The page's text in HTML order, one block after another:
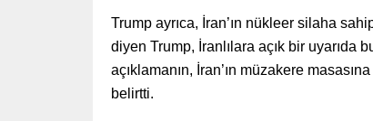
Trump ayrıca, İran’ın nükleer silaha
diyen Trump, İranlılara açık bir uyarıda
açıklamanın, İran’ın müzakere
belirtti.